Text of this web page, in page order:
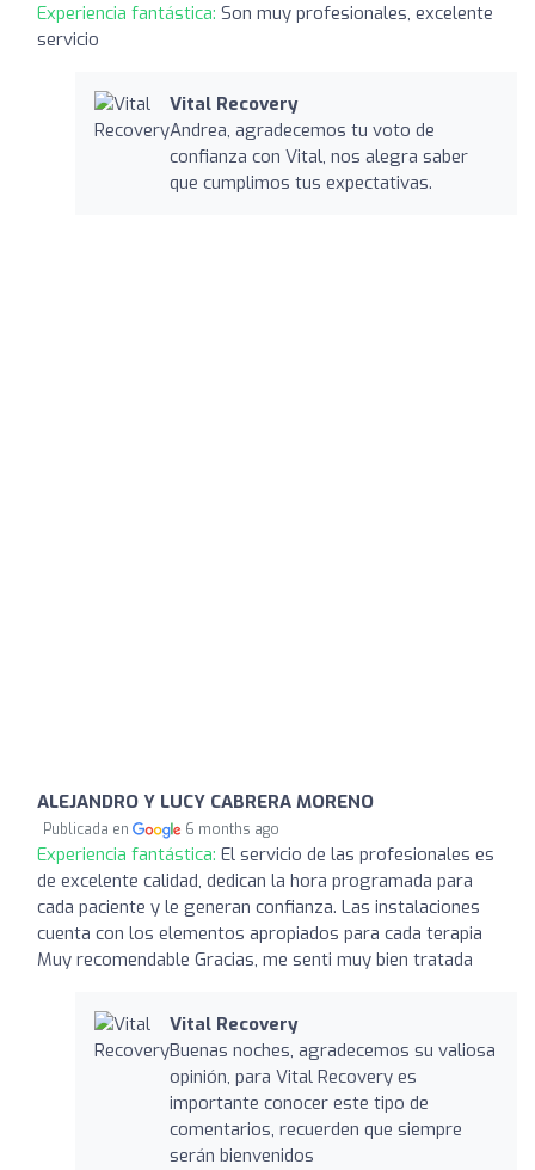
Experiencia fantástica: Son muy profesionales, excelente
servicio
Vital Recovery
Andrea, agradecemos tu voto de
confianza con Vital, nos alegra saber
que cumplimos tus expectativas.
ALEJANDRO Y LUCY CABRERA MORENO
Publicada en 6 months ago
Experiencia fantástica: El servicio de las profesionales es
de excelente calidad, dedican la hora programada para
cada paciente y le generan confianza. Las instalaciones
cuenta con los elementos apropiados para cada terapia
Muy recomendable Gracias, me senti muy bien tratada
Vital Recovery
Buenas noches, agradecemos su valiosa
opinión, para Vital Recovery es
importante conocer este tipo de
comentarios, recuerden que siempre
serán bienvenidos